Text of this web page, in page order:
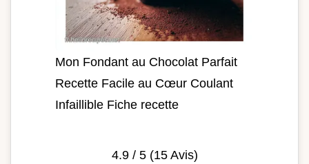
Mon Fondant au Chocolat Parfait
Recette Facile au Cœur Coulant
Infaillible Fiche recette
4.9/ 5 (15Avis)